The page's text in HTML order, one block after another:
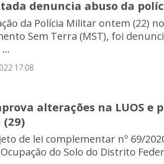
denuncia abuso da
da Polícia Militar ontem (22)
Sem Terra (MST), foi
17:08
alterações na LUOS
de lei complementar nº 69/
do Solo do Distrito